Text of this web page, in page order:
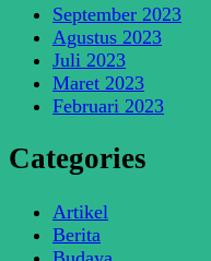
September 2023
Agustus 2023
Juli 2023
Maret 2023
Februari 2023
Categories
Artikel
Berita